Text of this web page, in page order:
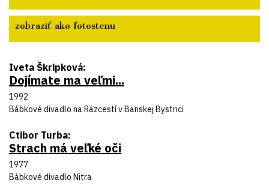
zobraziť ako fotostenu
Autor predlohy
Iveta Škripková
Názov inscenácie
Dojímate ma veľmi...
Rok uvedenia
1992
Divadlo
Bábkové divadlo na Rázcestí v Banskej Bystrici
Autor predlohy
Ctibor Turba
Názov inscenácie
Strach má veľké oči
Rok uvedenia
1977
Divadlo
Bábkové divadlo Nitra